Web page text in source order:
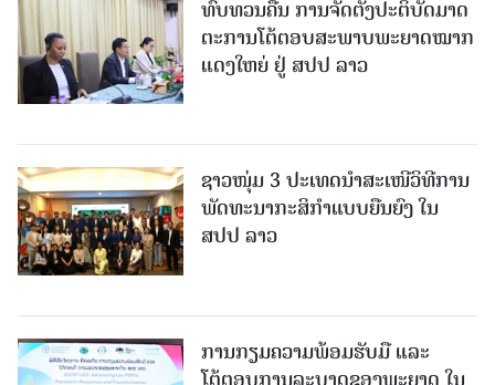
ທົບທວນຄືນ ການຈັດຕັ້ງປະຕິບັດມາດ
ຕະການໂຕ້ຕອບສະພາບພະຍາດໝາກ
ແດງໃຫຍ່ ຢູ່ ສປປ ລາວ
ຊາວໜຸ່ມ 3 ປະເທດນຳສະເໜີວິທີການ
ພັດທະນາກະສິກຳແບບຍືນຍົງ ໃນ
ສປປ ລາວ
ການກຽມຄວາມພ້ອມຮັບມື ແລະ